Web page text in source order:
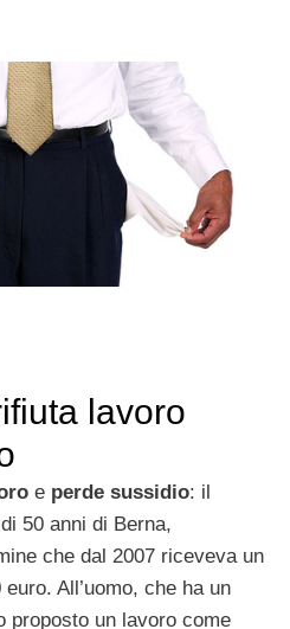
lavoro
e perde sussidio: il
50 anni di Berna,
che dal 2007 riceveva un
All’uomo, che ha un
proposto un lavoro come